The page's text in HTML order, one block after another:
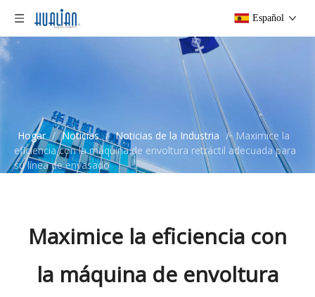
Español
Hogar / Noticias / Noticias de la Industria / Maximice la
eficiencia con la máquina de envoltura retráctil adecuada para
su línea de envasado
Maximice la eficiencia con
la máquina de envoltura